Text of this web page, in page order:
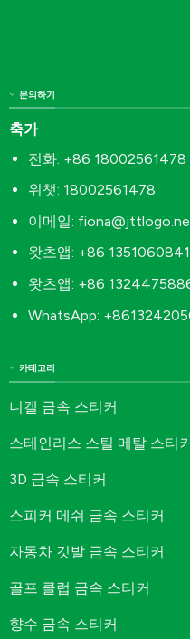
카테고리
니켈 금속 스티커
스테인리스 스틸 메탈 스티
3D 금속 스티커
스피커 메쉬 금속 스티커
자동차 깃발 금속 스티커
골프 클럽 금속 스티커
향수 금속 스티커
문의하기
축가
전화: +86 18002561478
위챗: 18002561478
이메일:
왓츠앱: +86
왓츠앱: +86
WhatsApp: